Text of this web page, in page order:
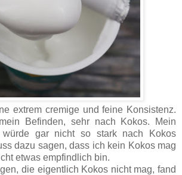
extrem cremige und feine Konsistenz.
Befinden, sehr nach Kokos. Mein
würde gar nicht so stark nach Kokos
dazu sagen, dass ich kein Kokos mag
etwas empfindlich bin.
die eigentlich Kokos nicht mag, fand